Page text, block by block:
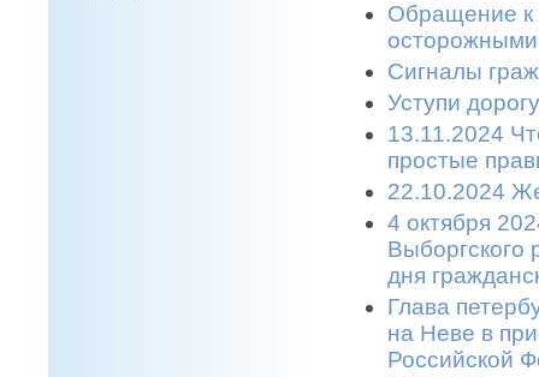
Обращение к
Сигналы
Уступи
13.11.2024
простые
22.10.2024
4 октября
дня
Глава
на Неве в
Российской